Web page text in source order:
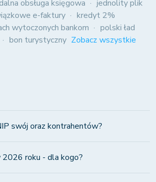
obsługa księgowa
jednolity plik
e-faktury
kredyt 2%
wytoczonych bankom
polski ład
bon turystyczny Zobacz wszystkie
swój oraz kontrahentów?
2026 roku - dla kogo?